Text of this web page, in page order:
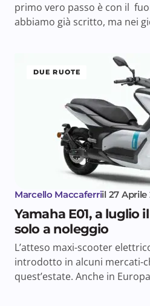
primo vero passo è con il
abbiamo già scritto, ma nei
DUE RUOTE
Marcello Maccaferriil 27 Aprile
Yamaha E01, a luglio
solo a noleggio
L’atteso maxi-scooter
introdotto in alcuni mercati-
quest’estate. Anche in